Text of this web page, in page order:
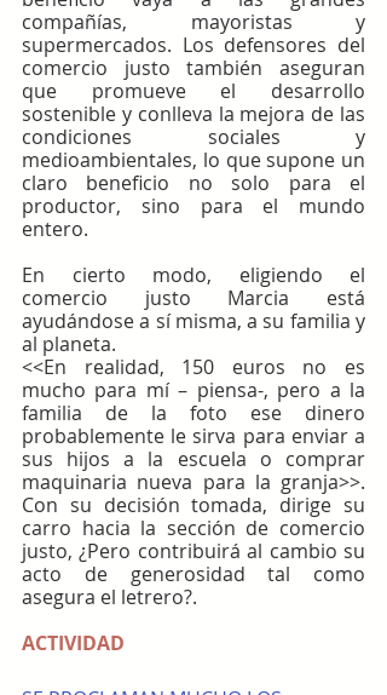
compañías, mayoristas y
supermercados. Los defensores del
comercio justo también aseguran
que promueve el desarrollo
sostenible y conlleva la mejora de las
condiciones sociales y
medioambientales, lo que supone un
claro beneficio no solo para el
productor, sino para el mundo
entero.
En cierto modo, eligiendo el
comercio justo Marcia está
ayudándose a sí misma, a su familia y
al planeta.
<<En realidad, 150 euros no es
mucho para mí – piensa-, pero a la
familia de la foto ese dinero
probablemente le sirva para enviar a
sus hijos a la escuela o comprar
maquinaria nueva para la granja>>.
Con su decisión tomada, dirige su
carro hacia la sección de comercio
justo, ¿Pero contribuirá al cambio su
acto de generosidad tal como
asegura el letrero?.
ACTIVIDAD